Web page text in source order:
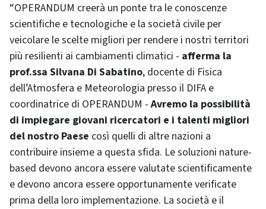
“OPERANDUM creerà un ponte tra le conoscenze
scientifiche e tecnologiche e la società civile per
veicolare le scelte migliori per rendere i nostri territori
più resilienti ai cambiamenti climatici - afferma la
prof.ssa Silvana Di Sabatino, docente di Fisica
dell’Atmosfera e Meteorologia presso il DIFA e
coordinatrice di OPERANDUM -Avremo la possibilità
di impiegare giovani ricercatori e i talenti migliori
del nostro Paese così quelli di altre nazioni a
contribuire insieme a questa sfida. Le soluzioni nature-
based devono ancora essere valutate scientificamente
e devono ancora essere opportunamente verificate
prima della loro implementazione. La società e il